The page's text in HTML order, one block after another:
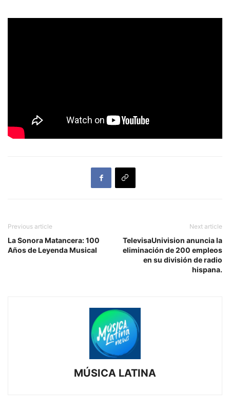
Previous article
La Sonora Matancera: 100
Años de Leyenda Musical
Next article
TelevisaUnivision anuncia la
eliminación de 200 empleos
en su división de radio
hispana.
MÚSICA LATINA